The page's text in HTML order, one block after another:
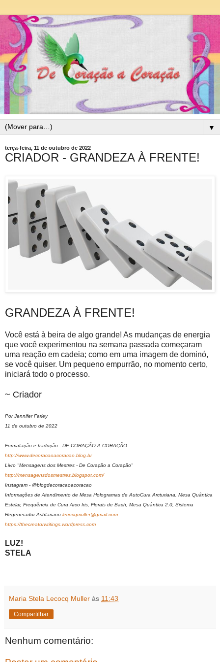
▼
terça-feira, 11 de outubro de 2022
CRIADOR - GRANDEZA À FRENTE!
GRANDEZA À FRENTE!
Você está à beira de algo grande! As mudanças de energia
que você experimentou na semana passada começaram
uma reação em cadeia; como em uma imagem de dominó,
se você quiser. Um pequeno empurrão, no momento certo,
iniciará todo o processo.
~ Criador
Por Jennifer Farley
11 de outubro de 2022
Formatação e tradução - DE CORAÇÃO A CORAÇÃO
http://www.decoracaoacoracao.blog.br
Livro "Mensagens dos Mestres - De Coração a Coração"
http://mensagensdosmestres.blogspot.com/
Instagram - @blogdecoracaoacoracao
Informações de Atendimento de Mesa Hologramas de AutoCura Arcturiana, Mesa Quântica
Estelar, Frequência de Cura Arco Iris, Florais de Bach, Mesa Quântica 2.0, Sistema
Regenerador Ashtariano lecocqmuller@gmail.com
https://thecreatorwritings.wordpress.com
LUZ!
STELA
Maria Stela Lecocq Muller às 11:43
Compartilhar
Nenhum comentário: